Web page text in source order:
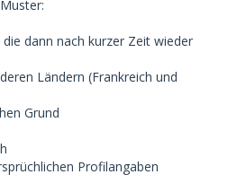
dann nach kurzer Zeit wieder
Ländern (Frankreich und
Grund
Profilangaben